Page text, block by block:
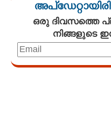
ഒരു ദിവസത്തെ
നിങ്ങളുടെ